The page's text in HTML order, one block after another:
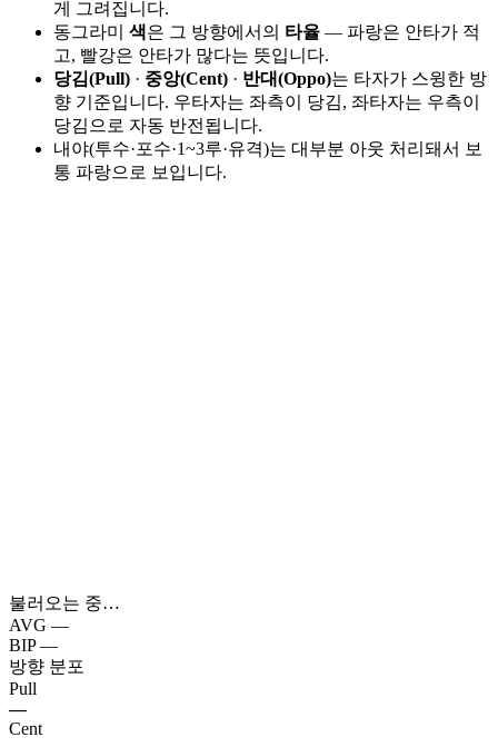
게 그려집니다.
동그라미 색은 그 방향에서의 타율 — 파랑은 안타가 적
고, 빨강은 안타가 많다는 뜻입니다.
당김(Pull) · 중앙(Cent) · 반대(Oppo)는 타자가 스윙한 방
향 기준입니다. 우타자는 좌측이 당김, 좌타자는 우측이
당김으로 자동 반전됩니다.
내야(투수·포수·1~3루·유격)는 대부분 아웃 처리돼서 보
통 파랑으로 보입니다.
불러오는 중…
AVG —
BIP —
방향 분포
Pull
—
Cent